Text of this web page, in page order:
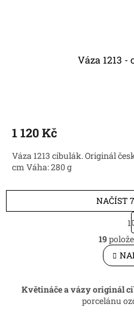
Váza 1213 -
1 120 Kč
Váza 1213 cibulák. Originál
cm Váha: 280 g
NAČÍST
1
19
Květináče a vázy originál
porcelánu